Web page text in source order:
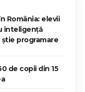
România: elevii
inteligență
programare
de copii din 15